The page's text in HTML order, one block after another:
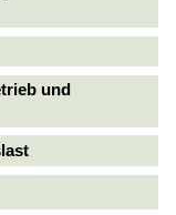
und